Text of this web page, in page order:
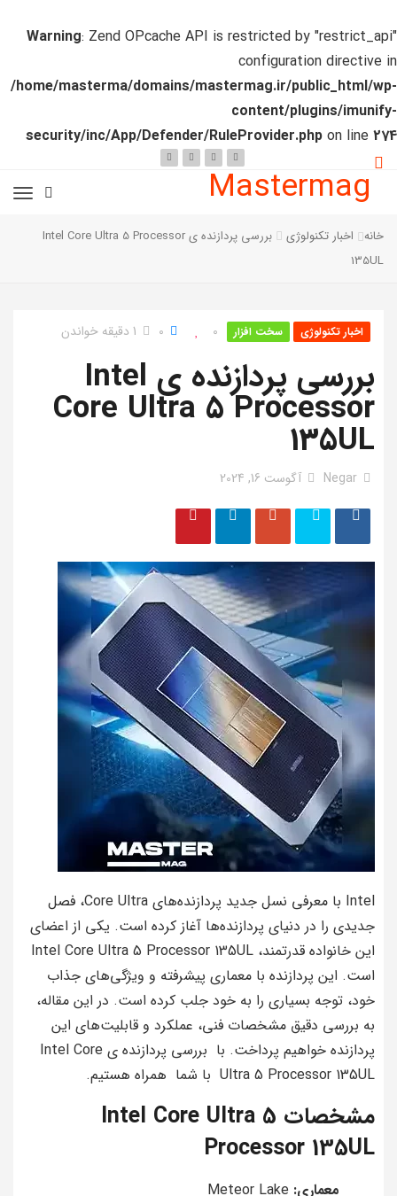
Warning: Zend OPcache API is restricted by "restrict_api"
configuration directive in
/home/masterma/domains/mastermag.ir/public_html/wp-
content/plugins/imunify-
security/inc/App/Defender/RuleProvider.php on line 274
Mastermag
خانه اخبار تکنولوژی
بررسی پردازنده ی Intel Core Ultra 5 Processor
135UL
اخبار تکنولوژی سخت افزار 0
0 1 دقیقه خواندن
بررسی پردازنده ی Intel
Core Ultra 5 Processor
135UL
Negar آگوست 16, 2024
Intel با معرفی نسل جدید پردازنده‌های Core Ultra، فصل
جدیدی را در دنیای پردازنده‌ها آغاز کرده است. یکی از اعضای
این خانواده قدرتمند، Intel Core Ultra 5 Processor 135UL
است. این پردازنده با معماری پیشرفته و ویژگی‌های جذاب
خود، توجه بسیاری را به خود جلب کرده است. در این مقاله،
به بررسی دقیق مشخصات فنی، عملکرد و قابلیت‌های این
پردازنده خواهیم پرداخت. با بررسی پردازنده ی Intel Core
Ultra 5 Processor 135UL با شما همراه هستیم.
مشخصات Intel Core Ultra 5
Processor 135UL
معماری: